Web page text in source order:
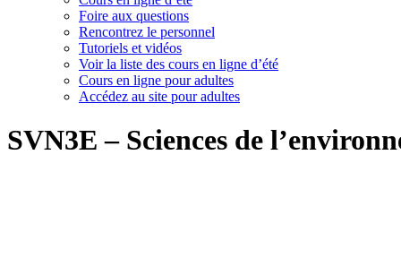
Foire aux questions
Rencontrez le personnel
Tutoriels et vidéos
Voir la liste des cours en ligne d’été
Cours en ligne pour adultes
Accédez au site pour adultes
SVN3E – Sciences de